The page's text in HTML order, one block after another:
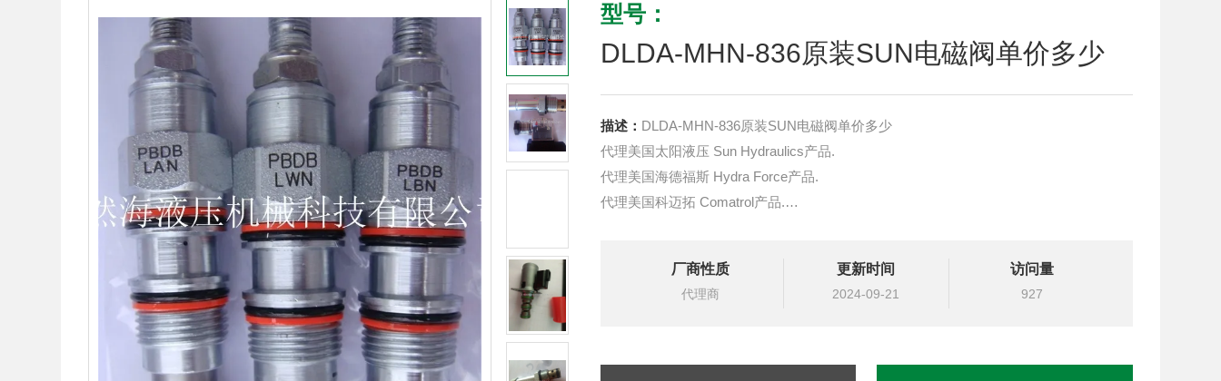
型号：
DLDA-MHN-836原装SUN电磁阀单价多少
描述： DLDA-MHN-836原装SUN电磁阀单价多少
代理美国太阳液压 Sun Hydraulics产品.
代理美国海德福斯 Hydra Force产品.
代理美国科迈拓 Comatrol产品.
液压油缸，经销力士乐、派克、中国台湾北部等液压元件
厂商性质
代理商
更新时间
2024-09-21
访问量
927